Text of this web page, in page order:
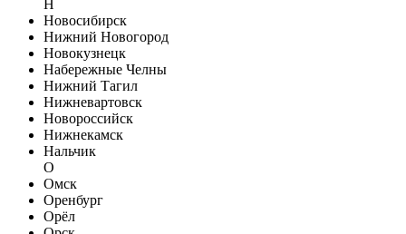
Н
Новосибирск
Нижний Новогород
Новокузнецк
Набережные Челны
Нижний Тагил
Нижневартовск
Новороссийск
Нижнекамск
Нальчик
О
Омск
Оренбург
Орёл